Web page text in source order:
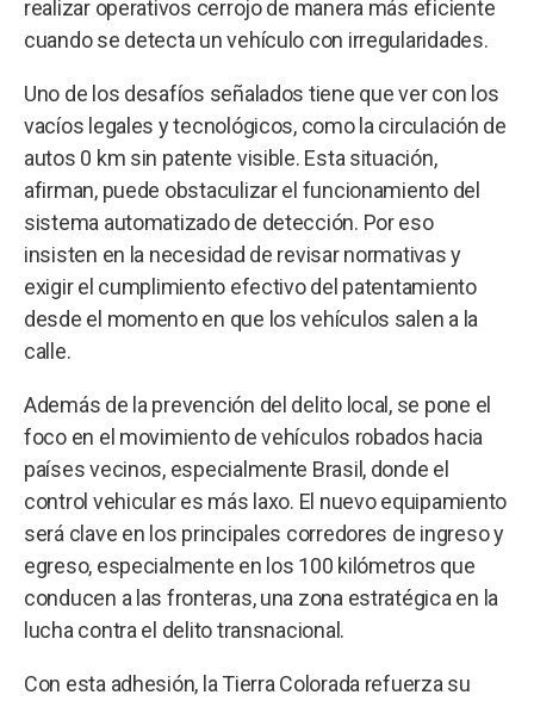
realizar operativos cerrojo de manera más eficiente
cuando se detecta un vehículo con irregularidades.
Uno de los desafíos señalados tiene que ver con los
vacíos legales y tecnológicos, como la circulación de
autos 0 km sin patente visible. Esta situación,
afirman, puede obstaculizar el funcionamiento del
sistema automatizado de detección. Por eso
insisten en la necesidad de revisar normativas y
exigir el cumplimiento efectivo del patentamiento
desde el momento en que los vehículos salen a la
calle.
Además de la prevención del delito local, se pone el
foco en el movimiento de vehículos robados hacia
países vecinos, especialmente Brasil, donde el
control vehicular es más laxo. El nuevo equipamiento
será clave en los principales corredores de ingreso y
egreso, especialmente en los 100 kilómetros que
conducen a las fronteras, una zona estratégica en la
lucha contra el delito transnacional.
Con esta adhesión, la Tierra Colorada refuerza su